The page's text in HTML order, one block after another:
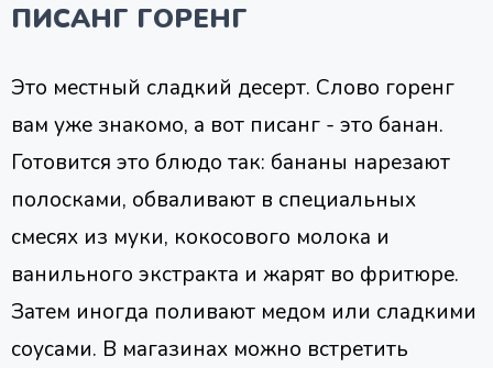
ПИСАНГ ГОРЕНГ
Это местный сладкий десерт. Слово горенг
вам уже знакомо, а вот писанг - это банан.
Готовится это блюдо так: бананы нарезают
полосками, обваливают в специальных
смесях из муки, кокосового молока и
ванильного экстракта и жарят во фритюре.
Затем иногда поливают медом или сладкими
соусами. В магазинах можно встретить